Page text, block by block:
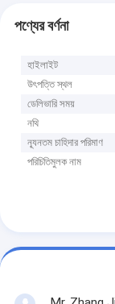
পণ্যের বর্ণনা
হাইলাইট
উৎপত্তি স্থল
ডেলিভারি সময়
নথি
ন্যূনতম চাহিদার পরিমাণ
পরিচিতিমুলক নাম